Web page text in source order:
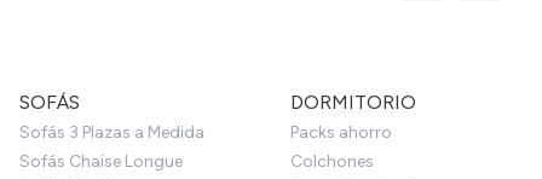
SOFÁS
Sofás 3 Plazas a Medida
Sofás Chaise Longue
DORMITORIO
Packs ahorro
Colchones